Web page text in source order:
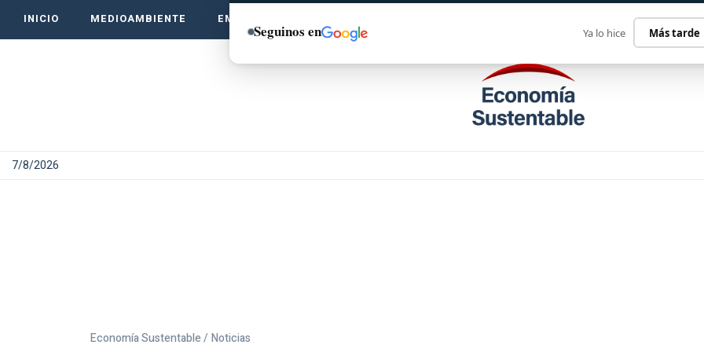
INICIO MEDIOAMBIENTE EMPRENDE VERDE
7/8/2026
Economía Sustentable / Noticias
Seguinos en Ya lo hice Más tarde